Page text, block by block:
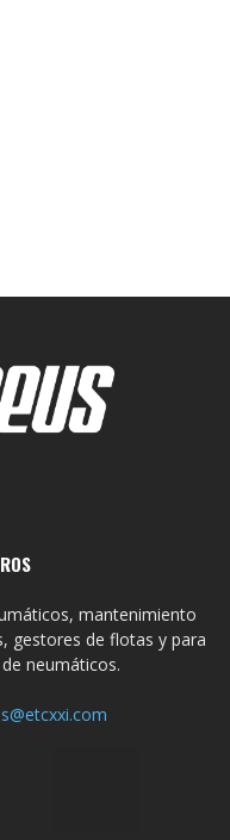
mantenimiento
gestores de flotas y para
neumáticos.